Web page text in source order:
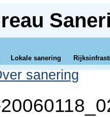
Lokale sanering
sanering